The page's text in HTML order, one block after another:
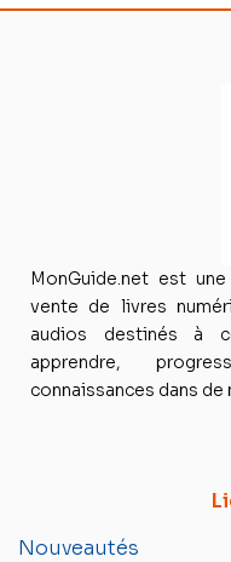
MonGuide.net est
vente de livres
audios destinés à
apprendre,
connaissances dans
Nouveautés